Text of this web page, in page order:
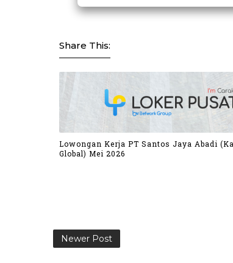
Share This:
Lowongan Kerja PT Santos Jaya Abadi
Global) Mei 2026
Newer Post